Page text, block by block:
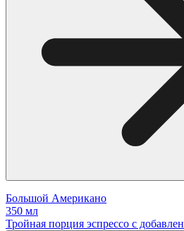
Большой Американо
350 мл
Тройная порция эспрессо с